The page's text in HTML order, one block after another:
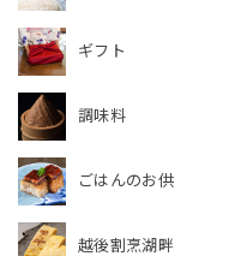
ギフト
調味料
ごはんのお供
越後割烹湖畔